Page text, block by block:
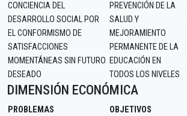
CONCIENCIA DEL
DESARROLLO SOCIAL POR
EL CONFORMISMO DE
SATISFACCIONES
MOMENTÁNEAS SIN FUTURO
DESEADO
PREVENCIÓN DE LA
SALUD Y
MEJORAMIENTO
PERMANENTE DE LA
EDUCACIÓN EN
TODOS LOS NIVELES
DIMENSIÓN ECONÓMICA
PROBLEMAS
OBJETIVOS